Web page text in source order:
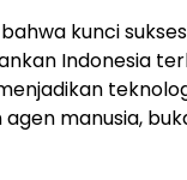
kunci
Indonesia
manusia,